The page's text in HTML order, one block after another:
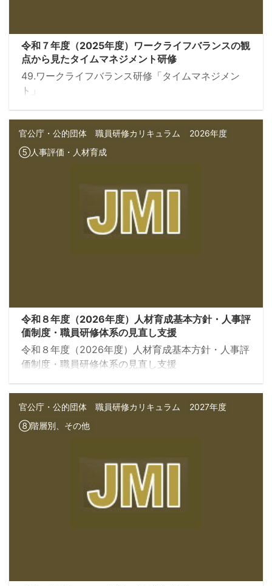
令和７年度（2025年度）ワークライフバランスの観
点から見たタイムマネジメント研修
49.ワークライフバランス研修「タイムマネジメン
ト」
官公庁・公的団体 職員研修カリキュラム
2026年度
⑤人事評価・人材育成
令和８年度（2026年度）人材育成基本方針・人事評
価制度・職員研修体系の見直し支援
令和８年度（2026年度）人材育成基本方針・人事評
価制度・職員研修体系の見直し支援
官公庁・公的団体 職員研修カリキュラム
2027年度
⑧階層別、その他